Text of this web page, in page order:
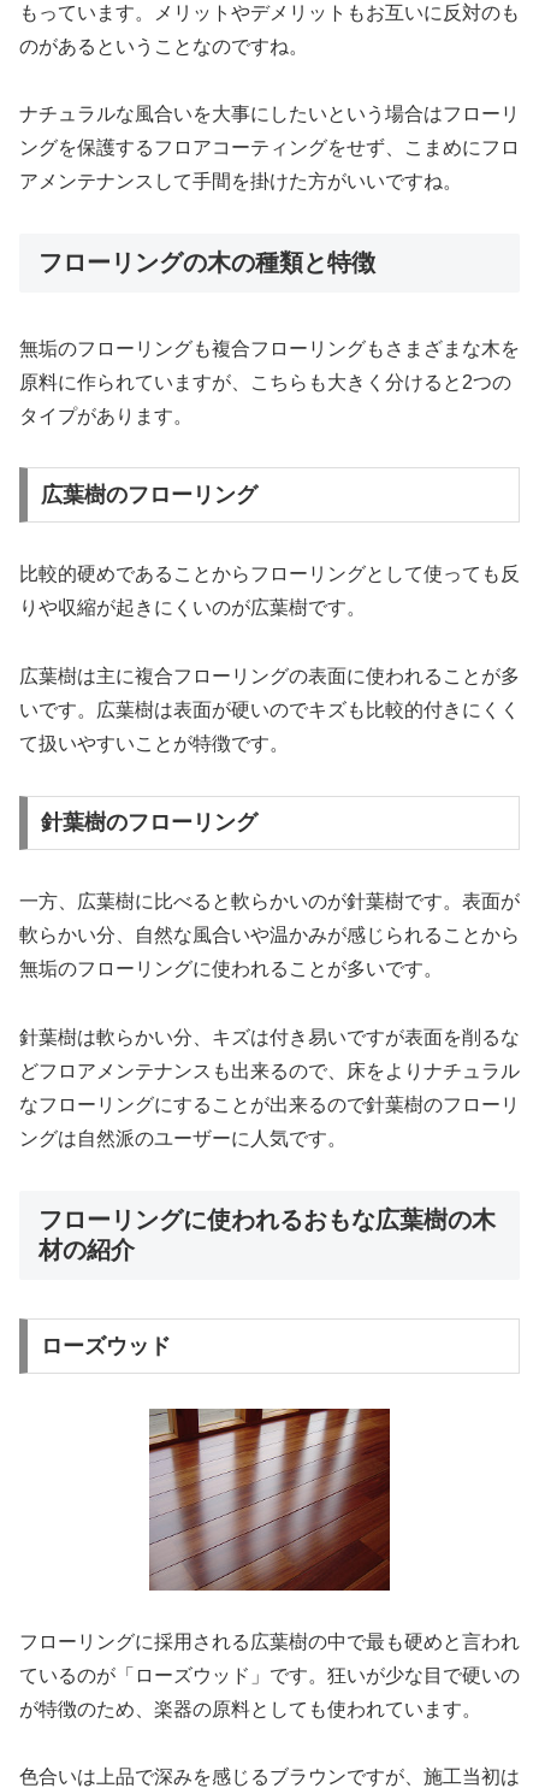
もっています。メリットやデメリットもお互いに反対のも
のがあるということなのですね。
ナチュラルな風合いを大事にしたいという場合はフローリ
ングを保護するフロアコーティングをせず、こまめにフロ
アメンテナンスして手間を掛けた方がいいですね。
フローリングの木の種類と特徴
無垢のフローリングも複合フローリングもさまざまな木を
原料に作られていますが、こちらも大きく分けると2つの
タイプがあります。
広葉樹のフローリング
比較的硬めであることからフローリングとして使っても反
りや収縮が起きにくいのが広葉樹です。
広葉樹は主に複合フローリングの表面に使われることが多
いです。広葉樹は表面が硬いのでキズも比較的付きにくく
て扱いやすいことが特徴です。
針葉樹のフローリング
一方、広葉樹に比べると軟らかいのが針葉樹です。表面が
軟らかい分、自然な風合いや温かみが感じられることから
無垢のフローリングに使われることが多いです。
針葉樹は軟らかい分、キズは付き易いですが表面を削るな
どフロアメンテナンスも出来るので、床をよりナチュラル
なフローリングにすることが出来るので針葉樹のフローリ
ングは自然派のユーザーに人気です。
フローリングに使われるおもな広葉樹の木
材の紹介
ローズウッド
フローリングに採用される広葉樹の中で最も硬めと言われ
ているのが「ローズウッド」です。狂いが少な目で硬いの
が特徴のため、楽器の原料としても使われています。
色合いは上品で深みを感じるブラウンですが、施工当初は